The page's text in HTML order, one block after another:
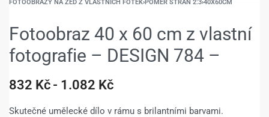
FOTOOBRAZY NA ZEĎ Z VLASTNÍCH FOTEK›POMĚR STRAN 2:3›40X60CM
Fotoobraz 40 x 60 cm z vlastní
fotografie – DESIGN 784 –
832 Kč 1.082 Kč
Skutečné umělecké dílo v rámu s brilantními barvami.